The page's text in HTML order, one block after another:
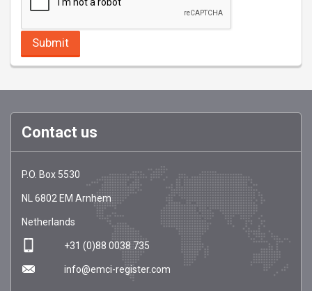
Contact us
EMCI
Register
https://emci-
register.com/
P.O. Box 5530
NL 6802 EM Arnhem
Netherlands
+31 (0)88 0038 735
info@emci-register.com